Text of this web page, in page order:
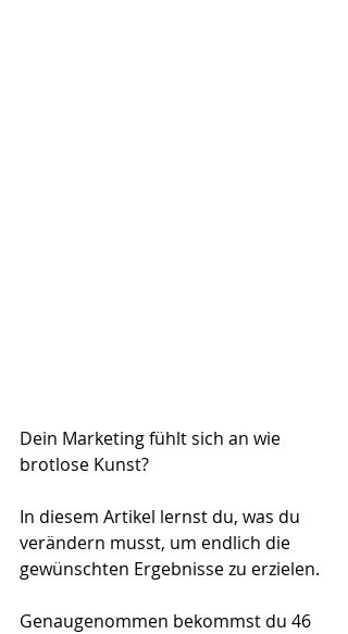
Dein Marketing fühlt sich an wie
brotlose Kunst?
In diesem Artikel lernst du, was du
verändern musst, um endlich die
gewünschten Ergebnisse zu erzielen.
Genaugenommen bekommst du 46